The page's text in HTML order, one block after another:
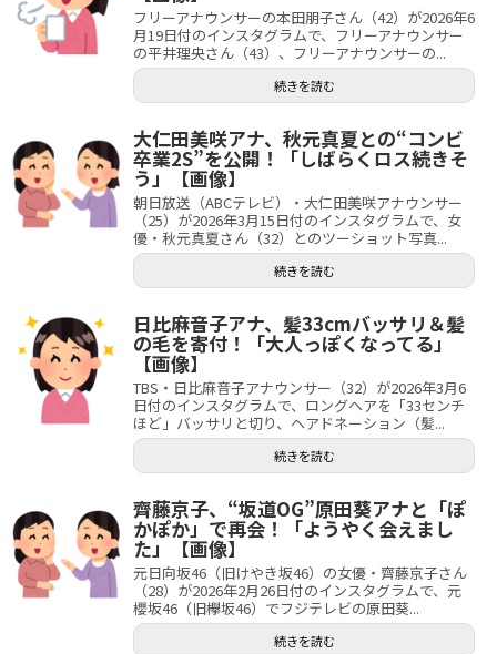
フリーアナウンサーの本田朋子さん（42）が2026年6
月19日付のインスタグラムで、フリーアナウンサー
の平井理央さん（43）、フリーアナウンサーの...
続きを読む
大仁田美咲アナ、秋元真夏との“コンビ
卒業2S”を公開！「しばらくロス続きそ
う」【画像】
朝日放送（ABCテレビ）・大仁田美咲アナウンサー
（25）が2026年3月15日付のインスタグラムで、女
優・秋元真夏さん（32）とのツーショット写真...
続きを読む
日比麻音子アナ、髪33cmバッサリ＆髪
の毛を寄付！「大人っぽくなってる」
【画像】
TBS・日比麻音子アナウンサー（32）が2026年3月6
日付のインスタグラムで、ロングヘアを「33センチ
ほど」バッサリと切り、ヘアドネーション（髪...
続きを読む
齊藤京子、“坂道OG”原田葵アナと「ぽ
かぽか」で再会！「ようやく会えまし
た」【画像】
元日向坂46（旧けやき坂46）の女優・齊藤京子さん
（28）が2026年2月26日付のインスタグラムで、元
櫻坂46（旧欅坂46）でフジテレビの原田葵...
続きを読む